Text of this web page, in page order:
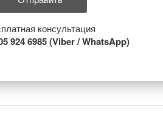
консультация
924 6985 (Viber / WhatsApp)